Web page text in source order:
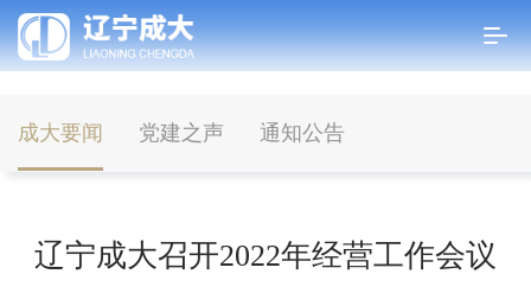
成大要闻 党建之声 通知公告
辽宁成大召开2022年经营工作会议